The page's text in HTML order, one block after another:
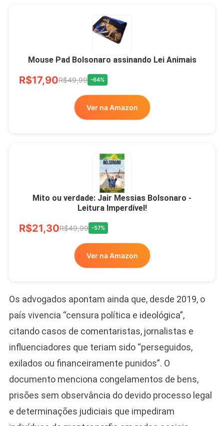
Mouse Pad Bolsonaro assinando Lei Animais
R$17,90R$49,99 -64%
Ver na Amazon
Mito ou verdade: Jair Messias Bolsonaro -
Leitura Imperdível!
R$21,30R$49,99 -57%
Ver na Amazon
Os advogados apontam ainda que, desde 2019, o
país vivencia “censura política e ideológica”,
citando casos de comentaristas, jornalistas e
influenciadores que teriam sido “perseguidos,
exilados ou financeiramente punidos”. O
documento menciona congelamentos de bens,
prisões sem observância do devido processo legal
e determinações judiciais que impediram